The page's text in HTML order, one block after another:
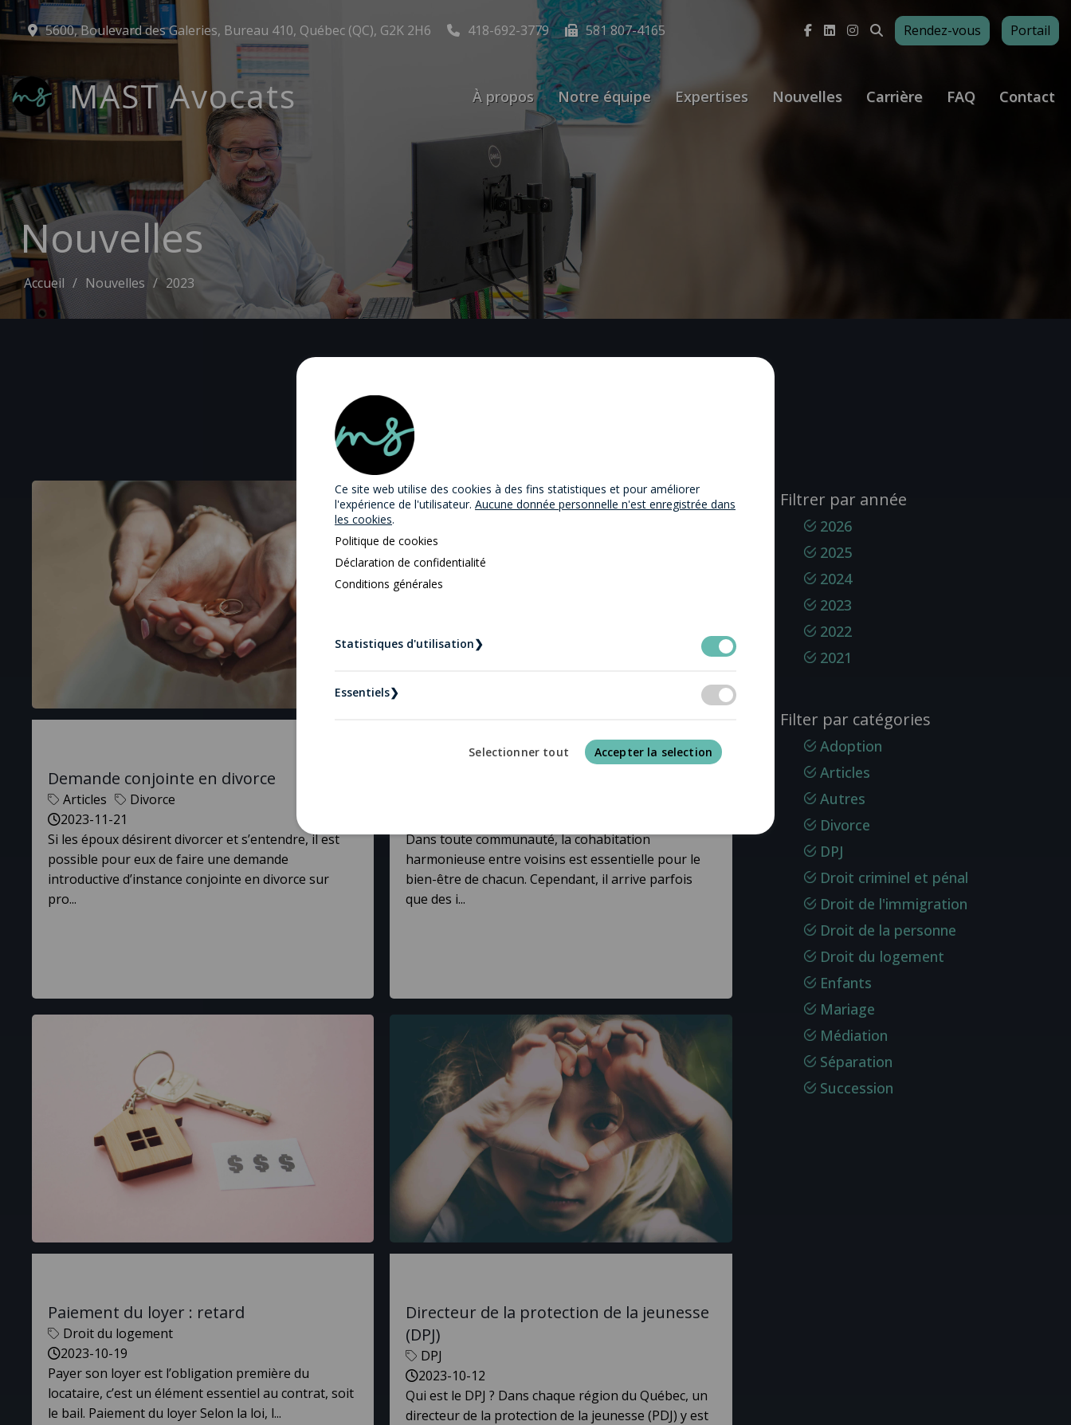
5600, Boulevard des Galeries, Bureau 410, Québec (QC), G2K 2H6 418-692-3779 581 807-4165 Rendez-vous Portail
MAST Avocats À propos Notre équipe Expertises Nouvelles Carrière FAQ Contact
Nouvelles
Accueil Nouvelles 2023
Nouvelles - 2023
Demande conjointe en divorce
Articles
Divorce
2023-11-21
Si les époux désirent divorcer et s’entendre, il est
possible pour eux de faire une demande
introductive d’instance conjointe en divorce sur
pro...
Dans toute communauté, la cohabitation
harmonieuse entre voisins est essentielle pour le
bien-être de chacun. Cependant, il arrive parfois
que des i...
Paiement du loyer : retard
Droit du logement
2023-10-19
Payer son loyer est l’obligation première du
locataire, c’est un élément essentiel au contrat, soit
le bail. Paiement du loyer Selon la loi, l...
Directeur de la protection de la jeunesse
(DPJ)
DPJ
2023-10-12
Qui est le DPJ ? Dans chaque région du Québec, un
directeur de la protection de la jeunesse (PDJ) y est
Filtrer par année
2026
2025
2024
2023
2022
2021
Filter par catégories
Adoption
Articles
Autres
Divorce
DPJ
Droit criminel et pénal
Droit de l'immigration
Droit de la personne
Droit du logement
Enfants
Mariage
Médiation
Séparation
Succession
Ce site web utilise des cookies à des fins statistiques et pour améliorer
l'expérience de l'utilisateur. Aucune donnée personnelle n'est enregistrée dans
les cookies.
Politique de cookies
Déclaration de confidentialité
Conditions générales
Statistiques d'utilisation❯
Essentiels❯
Selectionner tout Accepter la selection